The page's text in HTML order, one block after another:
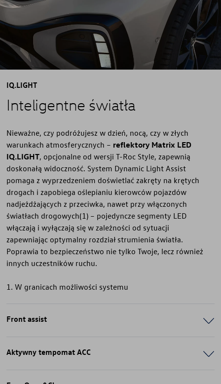
IQ.LIGHT
Inteligentne światła
Nieważne, czy podróżujesz w dzień, nocą, czy w złych
warunkach atmosferycznych – reflektory Matrix LED
IQ.LIGHT, opcjonalne od wersji T-Roc Style, zapewnią
doskonałą widoczność. System Dynamic Light Assist
pomaga z wyprzedzeniem doświetlać zakręty na krętych
drogach i zapobiega oślepianiu kierowców pojazdów
nadjeżdżających z przeciwka, nawet przy włączonych
światłach drogowych(1) – pojedyncze segmenty LED
włączają i wyłączają się w zależności od sytuacji
zapewniając optymalny rozdział strumienia światła.
Poprawia to bezpieczeństwo nie tylko Twoje, lecz również
innych uczestników ruchu.
1. W granicach możliwości systemu
Front assist
Aktywny tempomat ACC